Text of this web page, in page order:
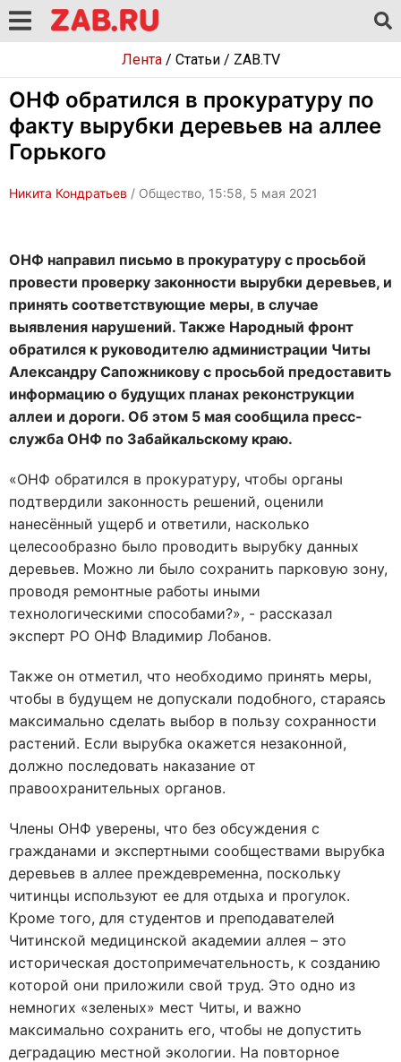
Лента/ Статьи/ ZAB.TV
ОНФ обратился в прокуратуру по
факту вырубки деревьев на аллее
Горького
Никита Кондратьев / Общество, 15:58, 5 мая 2021
ОНФ направил письмо в прокуратуру с просьбой
провести проверку законности вырубки деревьев, и
принять соответствующие меры, в случае
выявления нарушений. Также Народный фронт
обратился к руководителю администрации Читы
Александру Сапожникову с просьбой предоставить
информацию о будущих планах реконструкции
аллеи и дороги. Об этом 5 мая сообщила пресс-
служба ОНФ по Забайкальскому краю.
«ОНФ обратился в прокуратуру, чтобы органы
подтвердили законность решений, оценили
нанесённый ущерб и ответили, насколько
целесообразно было проводить вырубку данных
деревьев. Можно ли было сохранить парковую зону,
проводя ремонтные работы иными
технологическими способами?», - рассказал
эксперт РО ОНФ Владимир Лобанов.
Также он отметил, что необходимо принять меры,
чтобы в будущем не допускали подобного, стараясь
максимально сделать выбор в пользу сохранности
растений. Если вырубка окажется незаконной,
должно последовать наказание от
правоохранительных органов.
Члены ОНФ уверены, что без обсуждения с
гражданами и экспертными сообществами вырубка
деревьев в аллее преждевременна, поскольку
читинцы используют ее для отдыха и прогулок.
Кроме того, для студентов и преподавателей
Читинской медицинской академии аллея – это
историческая достопримечательность, к созданию
которой они приложили свой труд. Это одно из
немногих «зеленых» мест Читы, и важно
максимально сохранить его, чтобы не допустить
деградацию местной экологии. На повторное